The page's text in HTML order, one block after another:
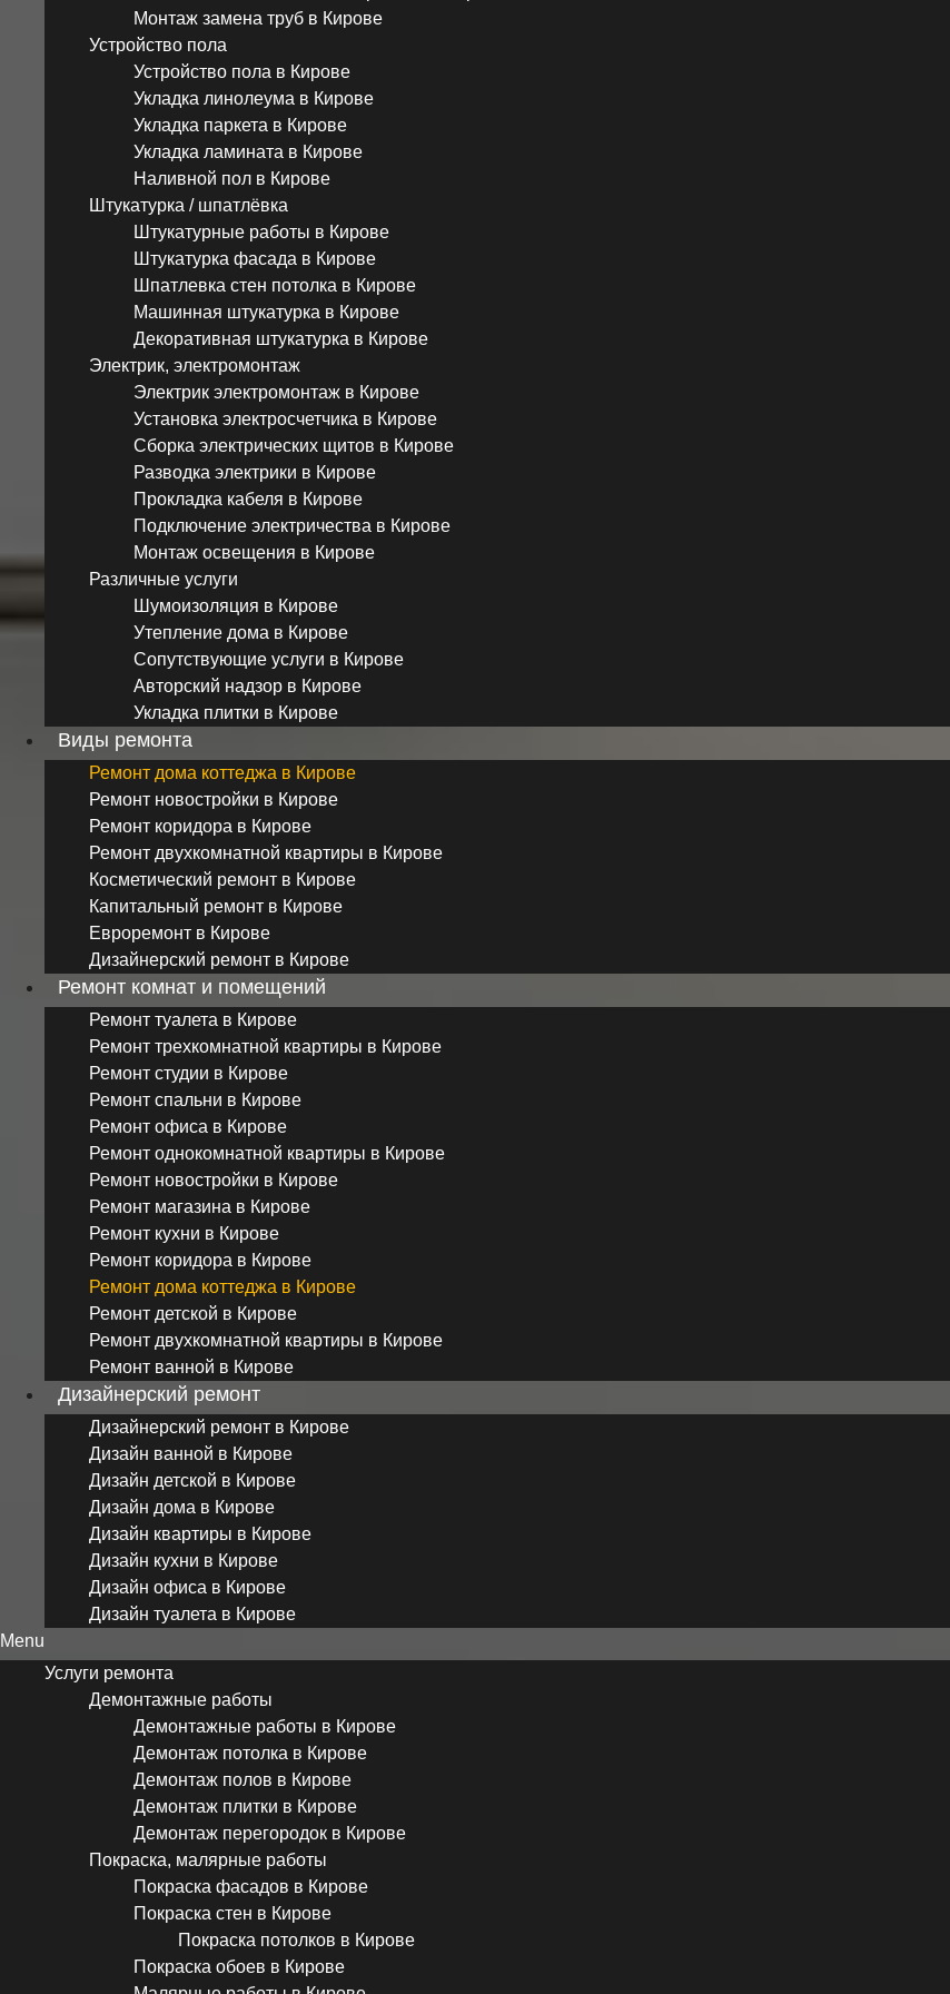
Монтаж замена труб в Кирове
Устройство пола
Устройство пола в Кирове
Укладка линолеума в Кирове
Укладка паркета в Кирове
Укладка ламината в Кирове
Наливной пол в Кирове
Штукатурка / шпатлёвка
Штукатурные работы в Кирове
Штукатурка фасада в Кирове
Шпатлевка стен потолка в Кирове
Машинная штукатурка в Кирове
Декоративная штукатурка в Кирове
Электрик, электромонтаж
Электрик электромонтаж в Кирове
Установка электросчетчика в Кирове
Сборка электрических щитов в Кирове
Разводка электрики в Кирове
Прокладка кабеля в Кирове
Подключение электричества в Кирове
Монтаж освещения в Кирове
Различные услуги
Шумоизоляция в Кирове
Утепление дома в Кирове
Сопутствующие услуги в Кирове
Авторский надзор в Кирове
Укладка плитки в Кирове
Виды ремонта
Ремонт дома коттеджа в Кирове
Ремонт новостройки в Кирове
Ремонт коридора в Кирове
Ремонт двухкомнатной квартиры в Кирове
Косметический ремонт в Кирове
Капитальный ремонт в Кирове
Евроремонт в Кирове
Дизайнерский ремонт в Кирове
Ремонт комнат и помещений
Ремонт туалета в Кирове
Ремонт трехкомнатной квартиры в Кирове
Ремонт студии в Кирове
Ремонт спальни в Кирове
Ремонт офиса в Кирове
Ремонт однокомнатной квартиры в Кирове
Ремонт новостройки в Кирове
Ремонт магазина в Кирове
Ремонт кухни в Кирове
Ремонт коридора в Кирове
Ремонт дома коттеджа в Кирове
Ремонт детской в Кирове
Ремонт двухкомнатной квартиры в Кирове
Ремонт ванной в Кирове
Дизайнерский ремонт
Дизайнерский ремонт в Кирове
Дизайн ванной в Кирове
Дизайн детской в Кирове
Дизайн дома в Кирове
Дизайн квартиры в Кирове
Дизайн кухни в Кирове
Дизайн офиса в Кирове
Дизайн туалета в Кирове
Menu
Услуги ремонта
Демонтажные работы
Демонтажные работы в Кирове
Демонтаж потолка в Кирове
Демонтаж полов в Кирове
Демонтаж плитки в Кирове
Демонтаж перегородок в Кирове
Покраска, малярные работы
Покраска фасадов в Кирове
Покраска стен в Кирове
Покраска потолков в Кирове
Покраска обоев в Кирове